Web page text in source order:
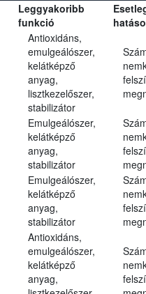
Leggyakoribb
funkció
Antioxidáns,
emulgeálószer,
kelátképző
anyag,
lisztkezelőszer,
stabilizátor
Emulgeálószer,
kelátképző
anyag,
stabilizátor
Emulgeálószer,
kelátképző
anyag,
stabilizátor
Antioxidáns,
emulgeálószer,
kelátképző
anyag,